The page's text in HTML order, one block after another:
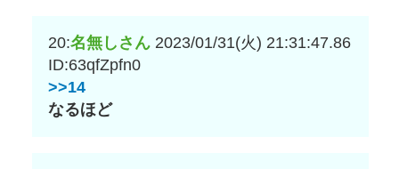
20:名無しさん 2023/01/31(火) 21:31:47.86
ID:63qfZpfn0
>>14
なるほど